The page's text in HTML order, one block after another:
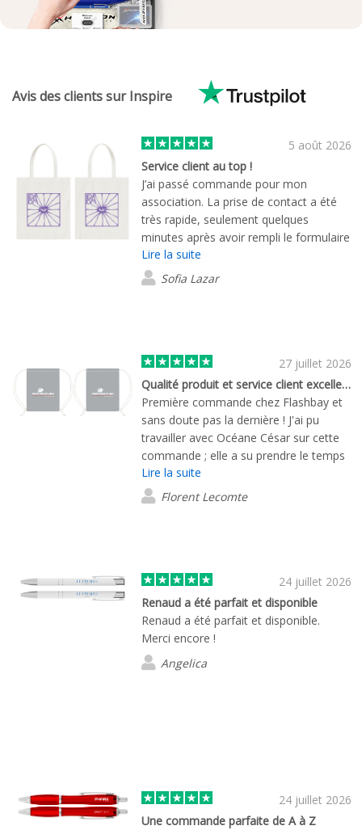
Avis des clients sur Inspire
5 août 2026
Service client au top !
J’ai passé commande pour mon
association. La prise de contact a été
très rapide, seulement quelques
minutes après avoir rempli le formulaire
de demande. Ma demande a été prise
en charge par Thomas Lohmuller. Dès
qualité du service client. Merci !
Lire la suite
Sofia Lazar
27 juillet 2026
Qualité produit et service client excellent !
Première commande chez Flashbay et
sans doute pas la dernière ! J'ai pu
travailler avec Océane César sur cette
commande ; elle a su prendre le temps
de m'écouter, de m'aiguiller et de me
conseiller sur les produits à prendre
D'autant plus que les produits sont très
qualitatifs, que cela soit au niveau des
matières et du marquage. Je
recommande Flashbay les yeux fermés.
Encore merci Océane !
Lire la suite
Florent Lecomte
24 juillet 2026
Renaud a été parfait et disponible
Renaud a été parfait et disponible.
Merci encore !
Angelica
24 juillet 2026
Une commande parfaite de A à Z